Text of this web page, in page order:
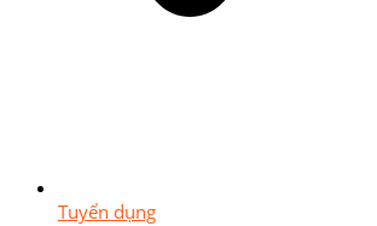
Tuyển dụng